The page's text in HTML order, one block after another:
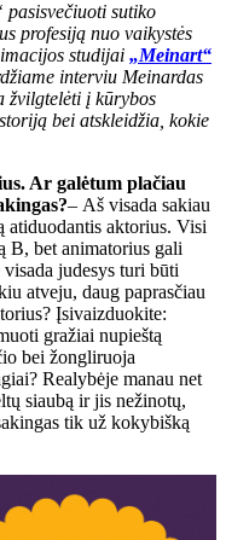
pasisvečiuoti sutiko
profesiją nuo vaikystės
studijai „Meinart“
interviu Meinardas
žvilgtelėti į kūrybos
bei atskleidžia, kokie
Ar galėtum plačiau
– Aš visada sakiau
atiduodantis aktorius. Visi
B, bet animatorius gali
judesys turi būti
atveju, daug paprasčiau
Įsivaizduokite:
gražiai nupieštą
bei žongliruoja
Realybėje manau net
siaubą ir jis nežinotų,
tik už kokybišką